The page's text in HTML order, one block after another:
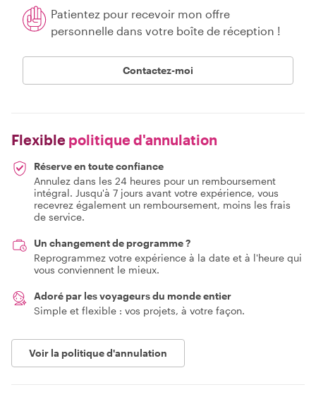
Patientez pour recevoir mon offre
personnelle dans votre boîte de réception !
Contactez-moi
Flexible politique d'annulation
Réserve en toute confiance
Annulez dans les 24 heures pour un remboursement
intégral. Jusqu'à 7 jours avant votre expérience, vous
recevrez également un remboursement, moins les frais
de service.
Un changement de programme ?
Reprogrammez votre expérience à la date et à l'heure qui
vous conviennent le mieux.
Adoré par les voyageurs du monde entier
Simple et flexible : vos projets, à votre façon.
Voir la politique d'annulation